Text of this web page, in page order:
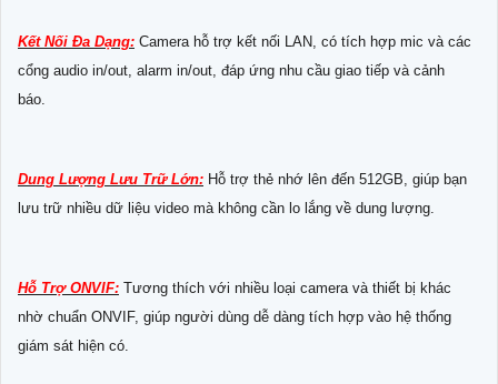
Kết Nối Đa Dạng: Camera hỗ trợ kết nối LAN, có tích hợp mic và các
cổng audio in/out, alarm in/out, đáp ứng nhu cầu giao tiếp và cảnh
báo.
Dung Lượng Lưu Trữ Lớn: Hỗ trợ thẻ nhớ lên đến 512GB, giúp bạn
lưu trữ nhiều dữ liệu video mà không cần lo lắng về dung lượng.
Hỗ Trợ ONVIF: Tương thích với nhiều loại camera và thiết bị khác
nhờ chuẩn ONVIF, giúp người dùng dễ dàng tích hợp vào hệ thống
giám sát hiện có.